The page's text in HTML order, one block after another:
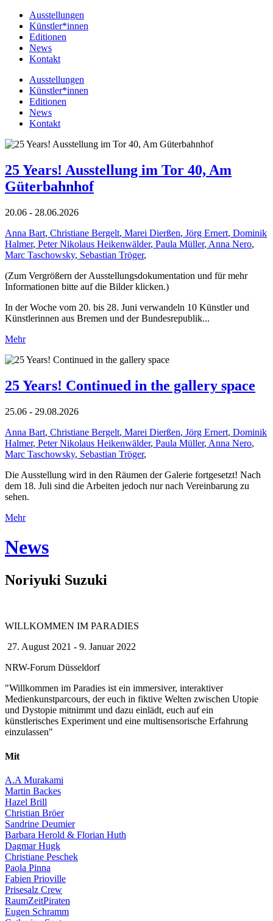
Ausstellungen
Künstler*innen
Editionen
News
Kontakt
Ausstellungen
Künstler*innen
Editionen
News
Kontakt
25 Years! Ausstellung im Tor 40, Am
Güterbahnhof
20.06 - 28.06.2026
Anna Bart, Christiane Bergelt, Marei Dierßen, Jörg Ernert, Dominik
Halmer, Peter Nikolaus Heikenwälder, Paula Müller, Anna Nero,
Marc Taschowsky, Sebastian Tröger,
(Zum Vergrößern der Ausstellungsdokumentation und für mehr
Informationen bitte auf die Bilder klicken.)
In der Woche vom 20. bis 28. Juni verwandeln 10 Künstler und
Künstlerinnen aus Bremen und der Bundesrepublik...
Mehr
25 Years! Continued in the gallery space
25.06 - 29.08.2026
Anna Bart, Christiane Bergelt, Marei Dierßen, Jörg Ernert, Dominik
Halmer, Peter Nikolaus Heikenwälder, Paula Müller, Anna Nero,
Marc Taschowsky, Sebastian Tröger,
Die Ausstellung wird in den Räumen der Galerie fortgesetzt! Nach
dem 18. Juli sind die Arbeiten jedoch nur nach Vereinbarung zu
sehen.
Mehr
News
Noriyuki Suzuki
WILLKOMMEN IM PARADIES
27. August 2021 - 9. Januar 2022
NRW-Forum Düsseldorf
"Willkommen im Paradies ist ein immersiver, interaktiver
Medienkunstparcours, der euch in fiktive Welten zwischen Utopie
und Dystopie mitnimmt und dazu einlädt, euch auf ein
künstlerisches Experiment und eine multisensorische Erfahrung
einzulassen"
Mit
A.A Murakami
Martin Backes
Hazel Brill
Christian Bröer
Sandrine Deumier
Barbara Herold & Florian Huth
Dagmar Hugk
Christiane Peschek
Paola Pinna
Fabien Prioville
Prisesalz Crew
RaumZeitPiraten
Eugen Schramm